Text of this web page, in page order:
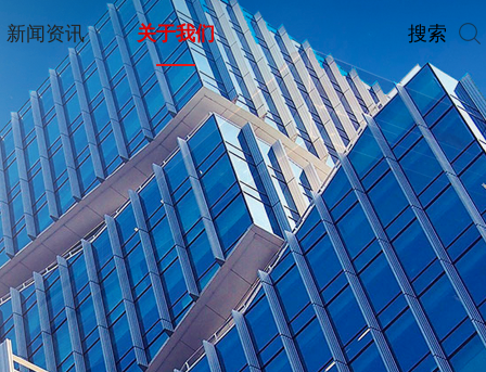
新闻资讯 关于我们 搜索